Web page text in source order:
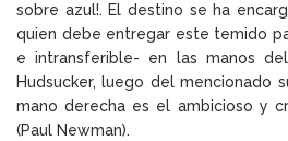
sobre azul!. El destino se ha
quien debe entregar este temido
e intransferible- en las manos
Hudsucker, luego del mencionado
mano derecha es el ambicioso y
(Paul Newman).